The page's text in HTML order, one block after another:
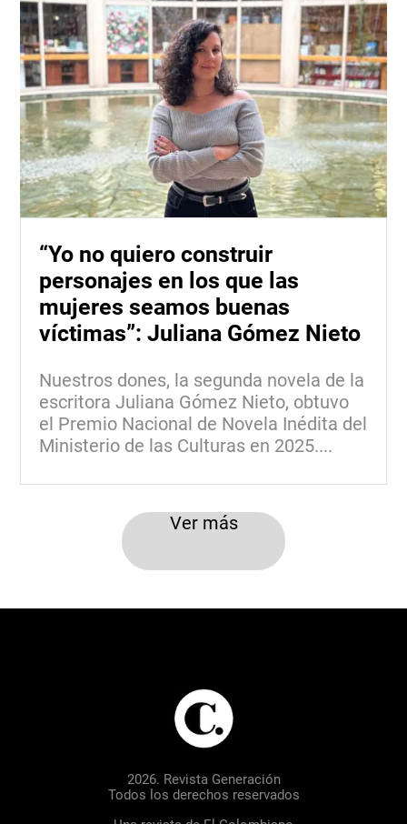
“Yo no quiero construir
personajes en los que las
mujeres seamos buenas
víctimas”: Juliana Gómez Nieto
Nuestros dones, la segunda novela de la
escritora Juliana Gómez Nieto, obtuvo
el Premio Nacional de Novela Inédita del
Ministerio de las Culturas en 2025....
Ver más
2026. Revista Generación
Todos los derechos reservados